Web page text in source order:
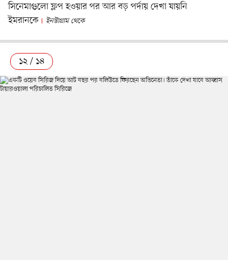
সিনেমাগুলো ফ্লপ হওয়ার পর আর বড় পর্দায় দেখা যায়নি
ইমরানকে
ইনস্টাগ্রাম থেকে
১২ / ১৪